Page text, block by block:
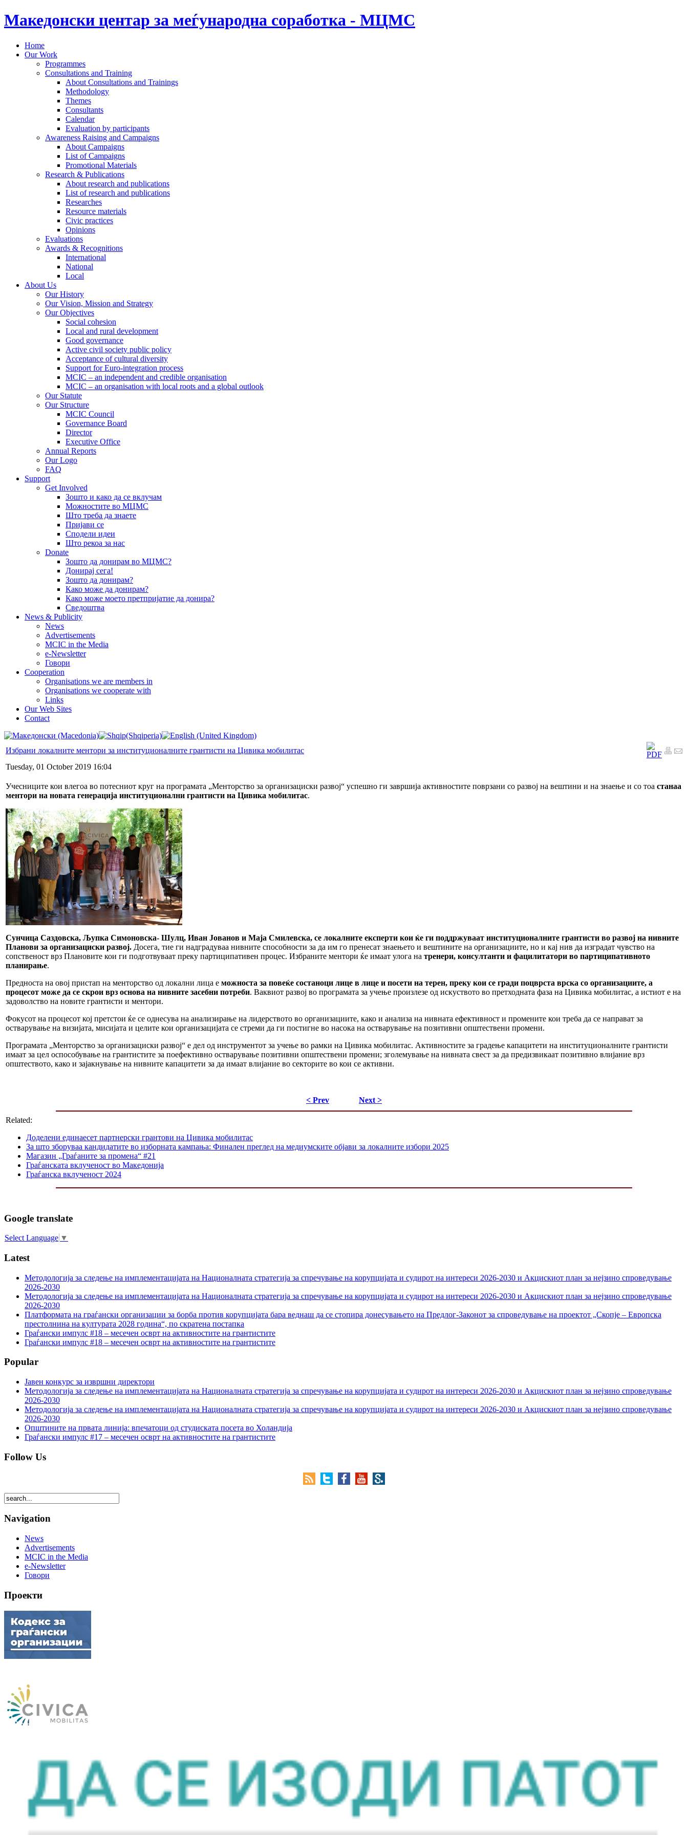
Македонски центар за меѓународна соработка - МЦМС
Home
Our Work
Programmes
Consultations and Training
About Consultations and Trainings
Methodology
Themes
Consultants
Calendar
Evaluation by participants
Awareness Raising and Campaigns
About Campaigns
List of Campaigns
Promotional Materials
Research & Publications
About research and publications
List of research and publications
Researches
Resource materials
Civic practices
Opinions
Evaluations
Awards & Recognitions
International
National
Local
About Us
Our History
Our Vision, Mission and Strategy
Our Objectives
Social cohesion
Local and rural development
Good governance
Active civil society public policy
Acceptance of cultural diversity
Support for Euro-integration process
MCIC – an independent and credible organisation
MCIC – an organisation with local roots and a global outlook
Our Statute
Our Structure
MCIC Council
Governance Board
Director
Executive Office
Annual Reports
Our Logo
FAQ
Support
Get Involved
Зошто и како да се вклучам
Можностите во МЦМС
Што треба да знаете
Пријави се
Сподели идеи
Што рекоа за нас
Donate
Зошто да донирам во МЦМС?
Донирај сега!
Зошто да донирам?
Како може да донирам?
Како може моето претпријатие да донира?
Сведоштва
News & Publicity
News
Advertisements
MCIC in the Media
e-Newsletter
Говори
Cooperation
Organisations we are members in
Organisations we cooperate with
Links
Our Web Sites
Contact
Избрани локалните ментори за институционалните грантисти на Цивика мобилитас
Tuesday, 01 October 2019 16:04
Учесниците кои влегоа во потесниот круг на програмата „Менторство за организациски развој“ успешно ги завршија активностите поврзани со развој на вештини и на знаење и со тоа станаа
ментори на новата генерација институционални грантисти на Цивика мобилитас.
Сунчица Саздовска, Љупка Симоновска- Шулц, Иван Јованов и Маја Смилевска, се локалните експерти кои ќе ги поддржуваат институционалните грантисти во развој на нивните
Планови за организациски развој. Досега, тие ги надградуваа нивните способности за да им го пренесат знаењето и вештините на организациите, но и кај нив да изградат чувство на
сопственост врз Плановите кои ги подготвуваат преку партиципативен процес. Избраните ментори ќе имаат улога на тренери, консултанти и фацилитатори во партиципативното
планирање.
Предноста на овој пристап на менторство од локални лица е можноста за повеќе состаноци лице в лице и посети на терен, преку кои се гради поцврста врска со организациите, а
процесот може да се скрои врз основа на нивните засебни потреби. Ваквиот развој во програмата за учење произлезе од искуството во претходната фаза на Цивика мобилитас, а истиот е на
задоволство на новите грантисти и ментори.
Фокусот на процесот кој претстои ќе се однесува на анализирање на лидерството во организациите, како и анализа на нивната ефективност и промените кои треба да се направат за
остварување на визијата, мисијата и целите кои организацијата се стреми да ги постигне во насока на остварување на позитивни општествени промени.
Програмата „Менторство за организациски развој“ е дел од инструментот за учење во рамки на Цивика мобилитас. Активностите за градење капацитети на институционалните грантисти
имаат за цел оспособување на грантистите за поефективно остварување позитивни општествени промени; зголемување на нивната свест за да предизвикаат позитивно влијание врз
општеството, како и зајакнување на нивните капацитети за да имаат влијание во секторите во кои се активни.
< Prev Next >
Related:
Доделени единаесет партнерски грантови на Цивика мобилитас
За што зборуваа кандидатите во изборната кампања: Финален преглед на медиумските објави за локалните избори 2025
Магазин „Граѓаните за промена“ #21
Граѓанската вклученост во Македонија
Граѓанска вклученост 2024
Google translate
Select Language ▼
Latest
Методологија за следење на имплементацијата на Националната стратегија за спречување на корупцијата и судирот на интереси 2026-2030 и Акцискиот план за нејзино спроведување
2026-2030
Методологија за следење на имплементацијата на Националната стратегија за спречување на корупцијата и судирот на интереси 2026-2030 и Акцискиот план за нејзино спроведување
2026-2030
Платформата на граѓански организации за борба против корупцијата бара веднаш да се стопира донесувањето на Предлог-Законот за спроведување на проектот „Скопје – Европска
престолнина на културата 2028 година“, по скратена постапка
Граѓански импулс #18 – месечен осврт на активностите на грантистите
Граѓански импулс #18 – месечен осврт на активностите на грантистите
Popular
Јавен конкурс за извршни директори
Методологија за следење на имплементацијата на Националната стратегија за спречување на корупцијата и судирот на интереси 2026-2030 и Акцискиот план за нејзино спроведување
2026-2030
Методологија за следење на имплементацијата на Националната стратегија за спречување на корупцијата и судирот на интереси 2026-2030 и Акцискиот план за нејзино спроведување
2026-2030
Општините на првата линија: впечатоци од студиската посета во Холандија
Граѓански импулс #17 – месечен осврт на активностите на грантистите
Follow Us
Navigation
News
Advertisements
MCIC in the Media
e-Newsletter
Говори
Проекти